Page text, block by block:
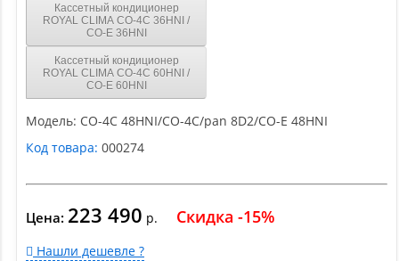
Кассетный кондиционер
ROYAL CLIMA CO-4C 36HNI /
CO-E 36HNI
Кассетный кондиционер
ROYAL CLIMA CO-4C 60HNI /
CO-E 60HNI
Модель: CO-4C 48HNI/CO-4C/pan 8D2/CO-E 48HNI
Код товара: 000274
Цена: 223 490 р. Скидка -15%
Нашли дешевле ?